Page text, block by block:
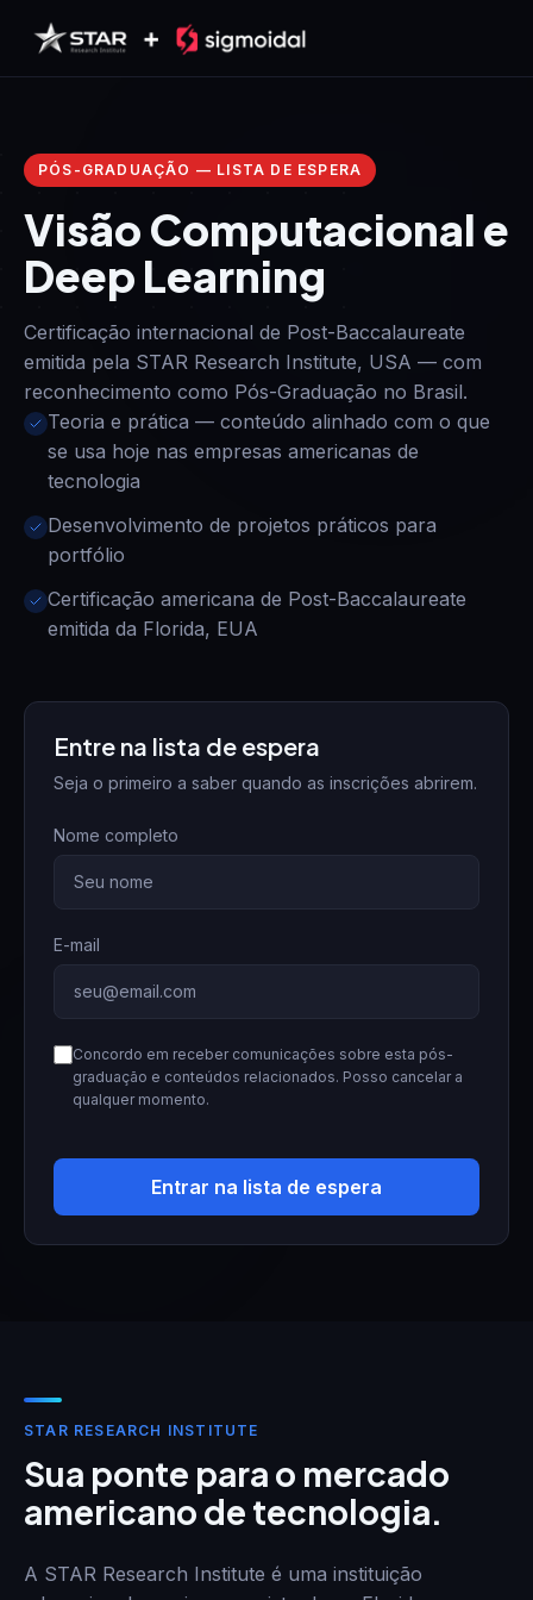
PÓS-GRADUAÇÃO — LISTA DE ESPERA
Visão Computacional e
Deep Learning
Certificação internacional de Post-Baccalaureate
emitida pela STAR Research Institute, USA — com
reconhecimento como Pós-Graduação no Brasil.
Teoria e prática — conteúdo alinhado com o que
se usa hoje nas empresas americanas de
tecnologia
Desenvolvimento de projetos práticos para
portfólio
Certificação americana de Post-Baccalaureate
emitida da Florida, EUA
Entre na lista de espera
Seja o primeiro a saber quando as inscrições abrirem.
Nome completo
E-mail
Concordo em receber comunicações sobre esta pós-
graduação e conteúdos relacionados. Posso cancelar a
qualquer momento.
Entrar na lista de espera
STAR RESEARCH INSTITUTE
Sua ponte para o mercado
americano de tecnologia.
A STAR Research Institute é uma instituição